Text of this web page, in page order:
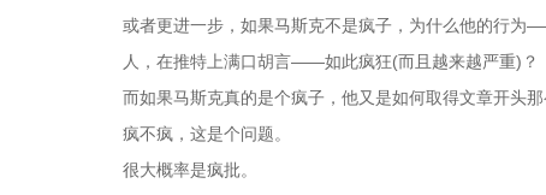
或者更进一步，如果马斯克不是疯子，为什么他的行为
人，在推特上满口胡言——如此疯狂(而且越来越严重)？
而如果马斯克真的是个疯子，他又是如何取得文章开头
疯不疯，这是个问题。
很大概率是疯批。